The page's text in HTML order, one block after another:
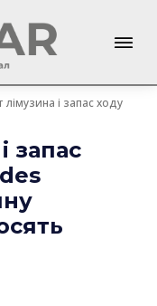
і запас ходу
запас